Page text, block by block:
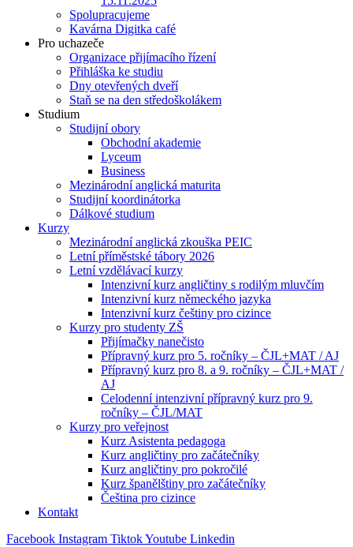
Spolupracujeme
Kavárna Digitka café
Pro uchazeče
Organizace přijímacího řízení
Přihláška ke studiu
Dny otevřených dveří
Staň se na den středoškolákem
Studium
Studijní obory
Obchodní akademie
Lyceum
Business
Mezinárodní anglická maturita
Studijní koordinátorka
Dálkové studium
Kurzy
Mezinárodní anglická zkouška PEIC
Letní příměstské tábory 2026
Letní vzdělávací kurzy
Intenzivní kurz angličtiny s rodilým mluvčím
Intenzivní kurz německého jazyka
Intenzivní kurz češtiny pro cizince
Kurzy pro studenty ZŠ
Přijímačky nanečisto
Přípravný kurz pro 5. ročníky – ČJL+MAT / AJ
Přípravný kurz pro 8. a 9. ročníky – ČJL+MAT /
AJ
Celodenní intenzivní přípravný kurz pro 9.
ročníky – ČJL/MAT
Kurzy pro veřejnost
Kurz Asistenta pedagoga
Kurz angličtiny pro začátečníky
Kurz angličtiny pro pokročilé
Kurz španělštiny pro začátečníky
Čeština pro cizince
Kontakt
Facebook Instagram TiktokYoutube Linkedin